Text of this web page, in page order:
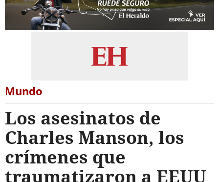
Mundo
Los asesinatos de
Charles Manson, los
crímenes que
traumatizaron a EEUU